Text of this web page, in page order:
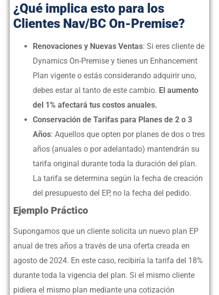
¿Qué implica esto para los
Clientes Nav/BC On-Premise?
Renovaciones y Nuevas Ventas: Si eres cliente de
Dynamics On-Premise y tienes un Enhancement
Plan vigente o estás considerando adquirir uno,
debes estar al tanto de este cambio. El aumento
del 1% afectará tus costos anuales.
Conservación de Tarifas para Planes de 2 o 3
Años: Aquellos que opten por planes de dos o tres
años (anuales o por adelantado) mantendrán su
tarifa original durante toda la duración del plan.
La tarifa se determina según la fecha de creación
del presupuesto del EP, no la fecha del pedido.
Ejemplo Práctico
Supongamos que un cliente solicita un nuevo plan EP
anual de tres años a través de una oferta creada en
agosto de 2024. En este caso, recibiría la tarifa del 18%
durante toda la vigencia del plan. Si el mismo cliente
pidiera el mismo plan mediante una cotización